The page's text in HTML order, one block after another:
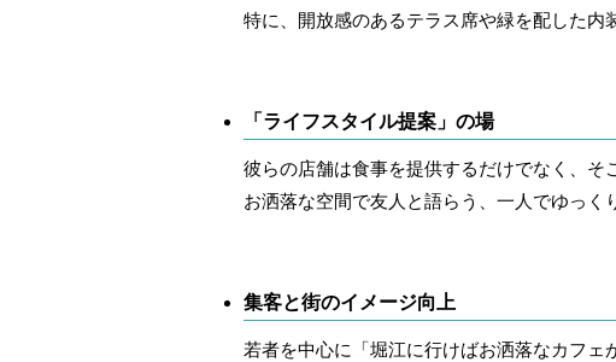
特に、開放感のあるテラス席や緑を配した内
「ライフスタイル提案」の場
彼らの店舗は食事を提供するだけでなく、そ
お洒落な空間で友人と語らう、一人でゆっく
集客と街のイメージ向上
若者を中心に「堀江に行けばお洒落なカフェ